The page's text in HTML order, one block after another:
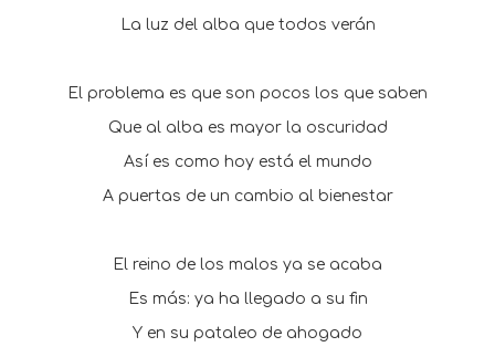
La luz del alba que todos verán
El problema es que son pocos los que saben
Que al alba es mayor la oscuridad
Así es como hoy está el mundo
A puertas de un cambio al bienestar
El reino de los malos ya se acaba
Es más: ya ha llegado a su fin
Y en su pataleo de ahogado